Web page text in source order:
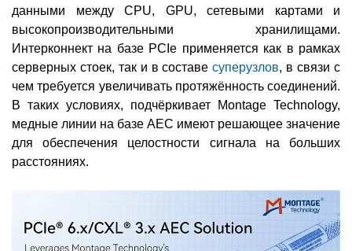
данными между CPU, GPU, сетевыми картами и
высокопроизводительными хранилищами.
Интерконнект на базе PCIe применяется как в рамках
серверных стоек, так и в составесуперузлов, в связи с
чем требуется увеличивать протяжённость соединений.
В таких условиях, подчёркивает Montage Technology,
медные линии на базе AEC имеют решающее значение
для обеспечения целостности сигнала на больших
расстояниях.